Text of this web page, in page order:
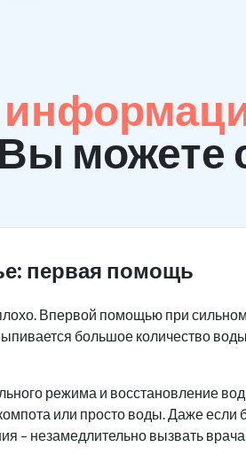
можете
первая помощь
Впервой помощью при
большое количество
режима и восстановление
или просто воды. Даже если
– незамедлительно вызвать